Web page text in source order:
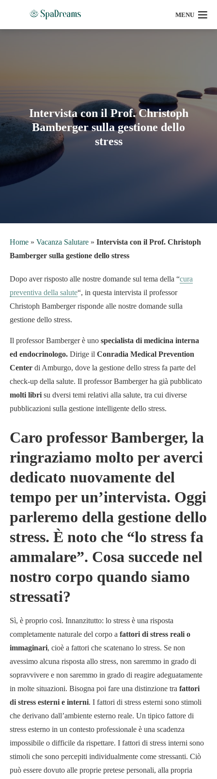
MENU
Intervista con il Prof. Christoph
Bamberger sulla gestione dello
stress
Home » Vacanza Salutare » Intervista con il Prof. Christoph
Bamberger sulla gestione dello stress
Dopo aver risposto alle nostre domande sul tema della “cura
preventiva della salute“, in questa intervista il professor
Christoph Bamberger risponde alle nostre domande sulla
gestione dello stress.
Il professor Bamberger è uno specialista di medicina interna
ed endocrinologo. Dirige il Conradia Medical Prevention
Center di Amburgo, dove la gestione dello stress fa parte del
check-up della salute. Il professor Bamberger ha già pubblicato
molti libri su dversi temi relativi alla salute, tra cui diverse
pubblicazioni sulla gestione intelligente dello stress.
Caro professor Bamberger, la
ringraziamo molto per averci
dedicato nuovamente del
tempo per un’intervista. Oggi
parleremo della gestione dello
stress. È noto che “lo stress fa
ammalare”. Cosa succede nel
nostro corpo quando siamo
stressati?
Sì, è proprio così. Innanzitutto: lo stress è una risposta
completamente naturale del corpo a fattori di stress reali o
immaginari, cioè a fattori che scatenano lo stress. Se non
avessimo alcuna risposta allo stress, non saremmo in grado di
sopravvivere e non saremmo in grado di reagire adeguatamente
in molte situazioni. Bisogna poi fare una distinzione tra fattori
di stress esterni e interni. I fattori di stress esterni sono stimoli
che derivano dall’ambiente esterno reale. Un tipico fattore di
stress esterno in un contesto professionale è una scadenza
impossibile o difficile da rispettare. I fattori di stress interni sono
stimoli che sono percepiti individualmente come stressanti. Ciò
può essere dovuto alle proprie pretese personali, alla propria